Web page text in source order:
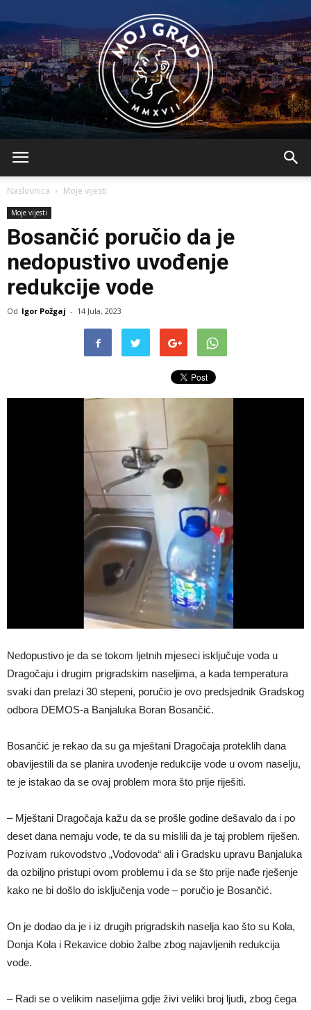
Naslovnica Moje vijesti
Moje vijesti
Bosančić poručio da je
nedopustivo uvođenje
redukcije vode
Od Igor Požgaj - 14 Jula, 2023
Nedopustivo je da se tokom ljetnih mjeseci isključuje voda u
Dragočaju i drugim prigradskim naseljima, a kada temperatura
svaki dan prelazi 30 stepeni, poručio je ovo predsjednik Gradskog
odbora DEMOS-a Banjaluka Boran Bosančić.
Bosančić je rekao da su ga mještani Dragočaja proteklih dana
obavijestili da se planira uvođenje redukcije vode u ovom naselju,
te je istakao da se ovaj problem mora što prije riješiti.
– Mještani Dragočaja kažu da se prošle godine dešavalo da i po
deset dana nemaju vode, te da su mislili da je taj problem riješen.
Pozivam rukovodstvo „Vodovoda“ ali i Gradsku upravu Banjaluka
da ozbiljno pristupi ovom problemu i da se što prije nađe rješenje
kako ne bi došlo do isključenja vode – poručio je Bosančić.
On je dodao da je i iz drugih prigradskih naselja kao što su Kola,
Donja Kola i Rekavice dobio žalbe zbog najavljenih redukcija
vode.
– Radi se o velikim naseljima gdje živi veliki broj ljudi, zbog čega